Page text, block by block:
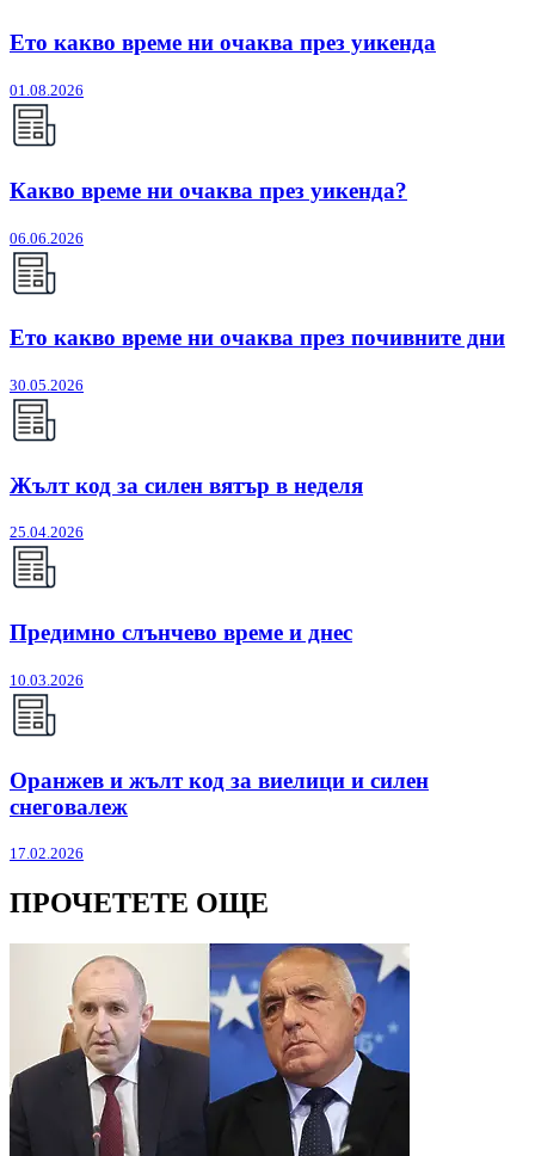
Ето какво време ни очаква през уикенда
01.08.2026
Какво време ни очаква през уикенда?
06.06.2026
Ето какво време ни очаква през почивните дни
30.05.2026
Жълт код за силен вятър в неделя
25.04.2026
Предимно слънчево време и днес
10.03.2026
Оранжев и жълт код за виелици и силен
снеговалеж
17.02.2026
ПРОЧЕТЕТЕ ОЩЕ